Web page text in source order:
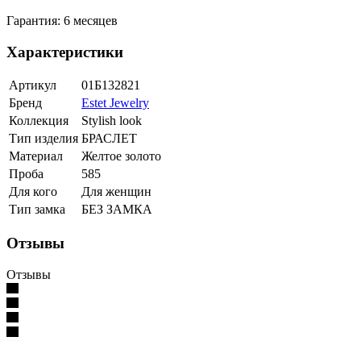
Гарантия: 6 месяцев
Характеристики
Артикул
01Б132821
Бренд
Estet Jewelry
Коллекция
Stylish look
Тип изделия БРАСЛЕТ
Материал
Желтое золото
Проба
585
Для кого
Для женщин
Тип замка
БЕЗ ЗАМКА
Отзывы
Отзывы